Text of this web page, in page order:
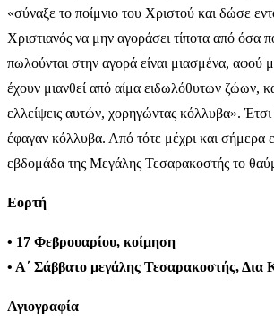
«σύναξε το ποίμνιο του Χριστού και δώσε
Χριστιανός να μην αγοράσει τίποτα από όσα
πωλούνται στην αγορά είναι μιασμένα, αφού
έχουν μιανθεί από αίμα ειδωλόθυτων ζώων,
ελλείψεις αυτών, χορηγώντας κόλλυβα».
έφαγαν κόλλυβα. Από τότε μέχρι και σήμερα
εβδομάδα της Μεγάλης Τεσαρακοστής το
Εορτή
• 17 Φεβρουαρίου, κοίμηση
• Α΄ Σάββατο μεγάλης Τεσαρακοστής,
Αγιογραφία